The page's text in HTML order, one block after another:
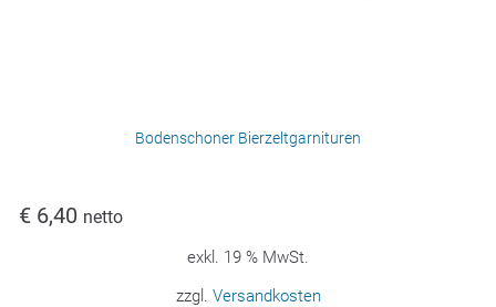
Bodenschoner Bierzeltgarnituren
€ 6,40 netto
exkl. 19 % MwSt.
zzgl. Versandkosten